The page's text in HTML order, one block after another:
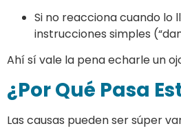
Si no reacciona cuando lo
instrucciones simples
Ahí sí vale la pena echarle un
¿Por Qué Pasa
Las causas pueden ser súper